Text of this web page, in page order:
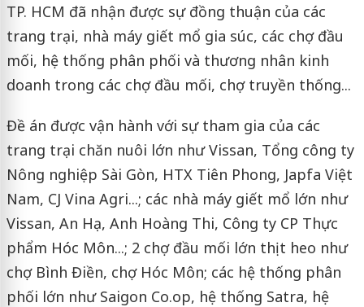
TP. HCM đã nhận được sự đồng thuận của các
trang trại, nhà máy giết mổ gia súc, các chợ đầu
mối, hệ thống phân phối và thương nhân kinh
doanh trong các chợ đầu mối, chợ truyền thống...
Đề án được vận hành với sự tham gia của các
trang trại chăn nuôi lớn như Vissan, Tổng công ty
Nông nghiệp Sài Gòn, HTX Tiên Phong, Japfa Việt
Nam, CJ Vina Agri...; các nhà máy giết mổ lớn như
Vissan, An Hạ, Anh Hoàng Thi, Công ty CP Thực
phẩm Hóc Môn...; 2 chợ đầu mối lớn thịt heo như
chợ Bình Điền, chợ Hóc Môn; các hệ thống phân
phối lớn như Saigon Co.op, hệ thống Satra, hệ